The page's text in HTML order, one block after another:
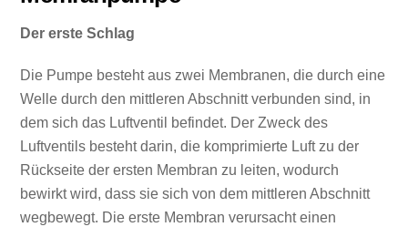
Der erste Schlag
Die Pumpe besteht aus zwei Membranen, die durch eine
Welle durch den mittleren Abschnitt verbunden sind, in
dem sich das Luftventil befindet. Der Zweck des
Luftventils besteht darin, die komprimierte Luft zu der
Rückseite der ersten Membran zu leiten, wodurch
bewirkt wird, dass sie sich von dem mittleren Abschnitt
wegbewegt. Die erste Membran verursacht einen